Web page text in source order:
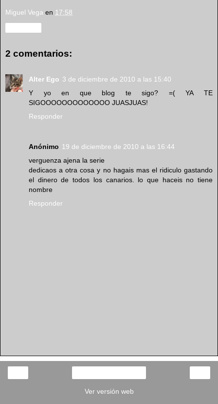
Miguel Vega en 17:58
2 comentarios:
Alter Ego 3 de diciembre de 2010 a las 15:40
Y yo en que blog te sigo? =( YA TE
SIGOOOOOOOOOOOOO JUASJUAS!
Responder
Anónimo 19 de diciembre de 2010 a las 16:44
verguenza ajena la serie
dedicaos a otra cosa y no hagais mas el ridiculo gastando
el dinero de todos los canarios. lo que haceis no tiene
nombre
Responder
Ver versión web